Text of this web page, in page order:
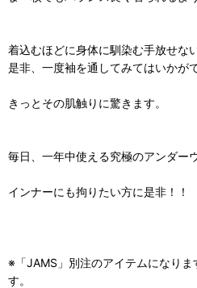
着込むほどに身体に馴染む手放せな
是非、一度袖を通してみてはいかが
きっとその肌触りに驚きます。
毎日、一年中使える究極のアンダー
インナーにも拘りたい方に是非！！
※「JAMS」別注のアイテムになりま
す。